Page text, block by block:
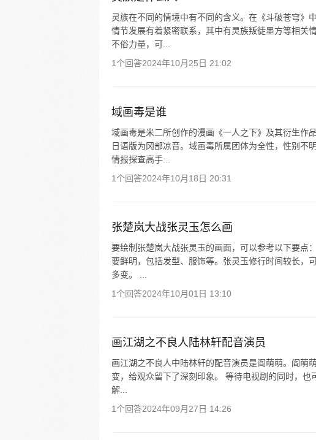
灵族在不同的情境中有不同的含义。在《斗破苍穹》
情节发展有着紧密联系，其中有灵族叛徒墨方等相关
不俗力量，可...
1个回答2024年10月25日 21:02
域画毒是谁
域画毒是米二所创作的漫画《一人之下》及其衍生作
日语版为冈部凉音。域画毒所属团体为全性，性别不
情报探查高手...
1个回答2024年10月18日 20:31
张楚岚大战张灵玉怎么画
要绘制张楚岚大战张灵玉的画面，可以参考以下要点
要鲜明，包括发型、服饰等。张灵玉修行时间较长，
多变。 ...
1个回答2024年10月01日 13:10
画江湖之不良人陆林轩配音演员
画江湖之不良人中陆林轩的配音演员是阎萌萌。阎萌
变，给观众留下了深刻印象。 等待电视剧的同时，
解...
1个回答2024年09月27日 14:26